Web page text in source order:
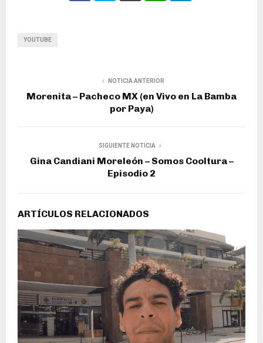
YOUTUBE
NOTICIA ANTERIOR
Morenita – Pacheco MX (en Vivo en La Bamba
por Paya)
SIGUIENTE NOTICIA
Gina Candiani Moreleón – Somos Cooltura –
Episodio 2
ARTÍCULOS RELACIONADOS